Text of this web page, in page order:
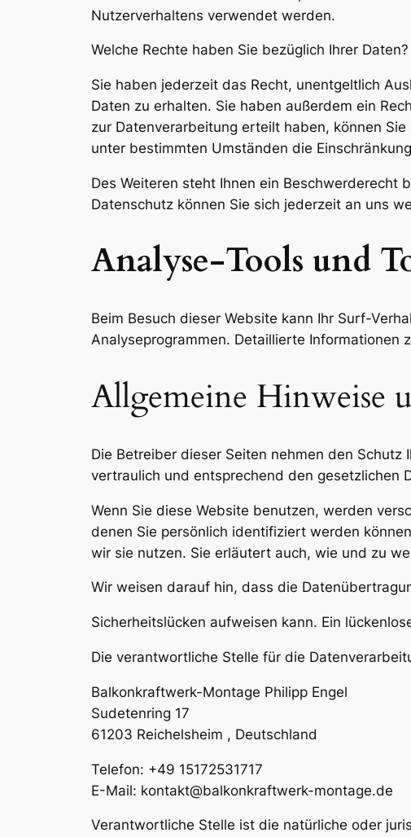
Nutzerverhaltens verwendet werden.
Welche Rechte haben Sie bezüglich Ihrer Daten?
Sie haben jederzeit das Recht, unentgeltlich
Daten zu erhalten. Sie haben außerdem ein
zur Datenverarbeitung erteilt haben, können
unter bestimmten Umständen die
Des Weiteren steht Ihnen ein Beschwerderecht
Datenschutz können Sie sich jederzeit an uns
Analyse-Tools und
Beim Besuch dieser Website kann Ihr Surf-
Analyseprogrammen. Detaillierte Informationen
Allgemeine Hinweise
Die Betreiber dieser Seiten nehmen den
vertraulich und entsprechend den gesetzlichen
Wenn Sie diese Website benutzen, werden
denen Sie persönlich identifiziert werden
wir sie nutzen. Sie erläutert auch, wie und zu
Wir weisen darauf hin, dass die
Sicherheitslücken aufweisen kann. Ein
Die verantwortliche Stelle für die
Balkonkraftwerk-Montage Philipp Engel
Sudetenring 17
61203 Reichelsheim , Deutschland
Telefon: +49 15172531717
E-Mail: kontakt@balkonkraftwerk-montage.de
Verantwortliche Stelle ist die natürliche oder